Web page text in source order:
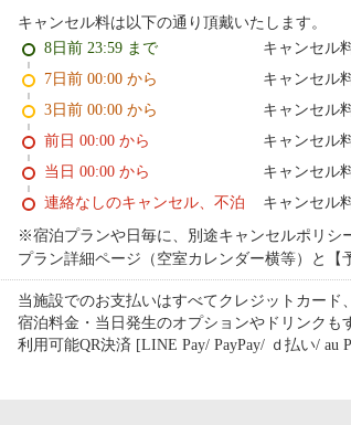
キャンセル料は以下の通り頂戴いたします。
8日前 23:59 まで
キャンセル
7日前 00:00 から
キャンセル
3日前 00:00 から
キャンセル
前日 00:00 から
キャンセル
当日 00:00 から
キャンセル
連絡なしのキャンセル、不泊
キャンセル
※宿泊プランや日毎に、別途キャンセルポリシ
プラン詳細ページ（空室カレンダー横等）と【
当施設でのお支払いはすべてクレジットカード
宿泊料金・当日発生のオプションやドリンクも
利用可能QR決済 [LINE Pay/ PayPay/ ｄ払い/ au